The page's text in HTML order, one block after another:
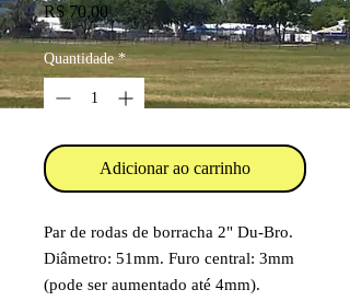
R$ 70,00Preço
Quantidade *
Adicionar ao carrinho
Par de rodas de borracha 2" Du-Bro.
Diâmetro: 51mm. Furo central: 3mm
(pode ser aumentado até 4mm).